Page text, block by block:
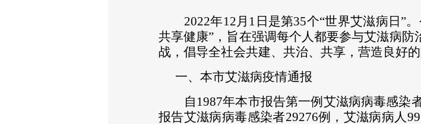
2022年12月1日是第35个“世界艾滋病日”
共享健康”，旨在强调每个人都要参与艾滋病
战，倡导全社会共建、共治、共享，营造良好的
一、本市艾滋病疫情通报
自 1987年本市报告第一例艾滋病病毒感染
报告艾滋病病毒感染者29276例，艾滋病病人